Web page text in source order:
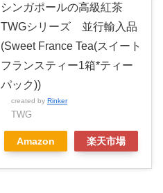
シンガポールの高級紅茶
TWGシリーズ 並行輸入品
(Sweet France Tea(スイート
フランスティー1箱*ティー
パック))
created by Rinker
TWG
Amazon 楽天市場